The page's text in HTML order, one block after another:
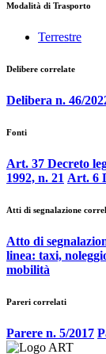
Modalità di Trasporto
Terrestre
Delibere correlate
Delibera n. 46/
Fonti
Art. 37 Decreto
1992, n. 21 Art. 6
Atti di segnalazione
Atto di
linea: taxi,
mobilità
Pareri correlati
Parere n. 5/2017